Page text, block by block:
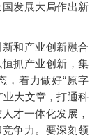
发展大局作出新
和产业创新融合
抓产业创新，集
，着力做好“原字
业大文章，打通科
才一体化发展，
争力。要深刻领